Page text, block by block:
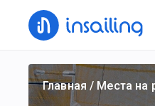
Главная / Места на